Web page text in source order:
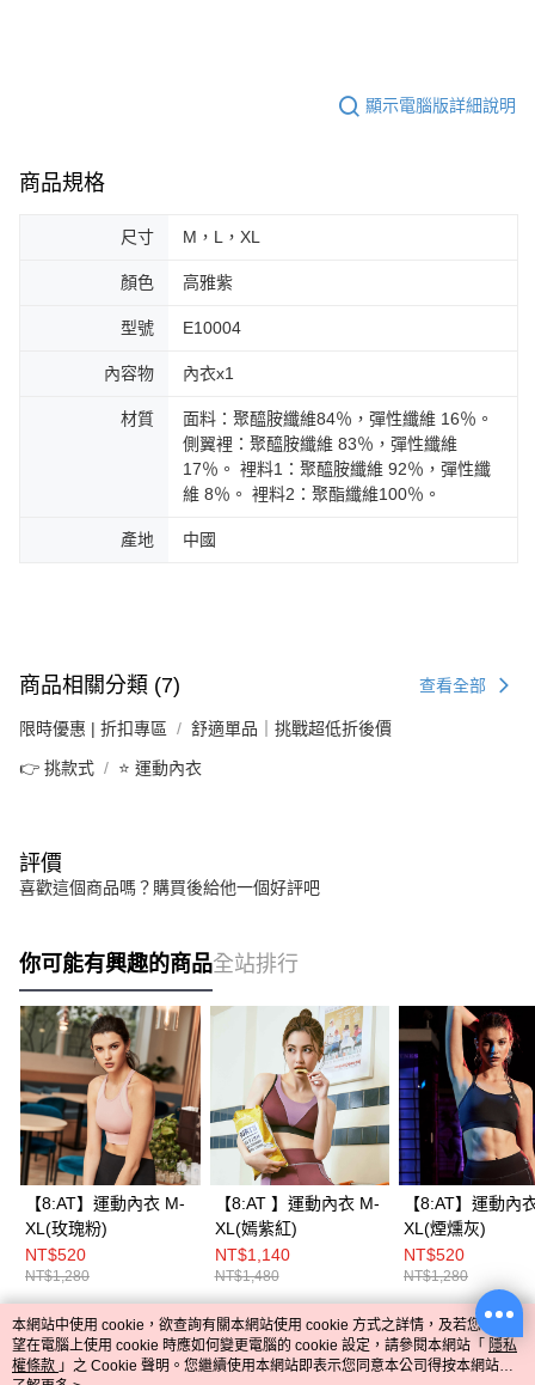
顯示電腦版詳細說明
商品規格
尺寸 M，L，XL
顏色 高雅紫
型號 E10004
內容物 內衣x1
材質
面料：聚醯胺纖維84％，彈性纖維 16％。
側翼裡：聚醯胺纖維 83％，彈性纖維
17％。 裡料1：聚醯胺纖維 92％，彈性纖
維 8％。 裡料2：聚酯纖維100％。
產地 中國
商品相關分類 (7) 查看全部
限時優惠 | 折扣專區 舒適單品｜挑戰超低折後價
👉 挑款式 ⭐ 運動內衣
評價
喜歡這個商品嗎？購買後給他一個好評吧
你可能有興趣的商品全站排行
【8:AT】運動內衣 M-
XL(玫瑰粉)
NT$520
NT$1,280
【8:AT 】運動內衣 M-
XL(嫣紫紅)
NT$1,140
NT$1,480
【8:AT】運動內
XL(煙燻灰)
NT$520
NT$1,280
熱門標籤
本網站中使用 cookie，欲查詢有關本網站使用 cookie 方式之詳情，及若您不希
望在電腦上使用 cookie 時應如何變更電腦的 cookie 設定，請參閱本網站「 隱私
權條款 」之 Cookie 聲明。您繼續使用本網站即表示您同意本公司得按本網站使